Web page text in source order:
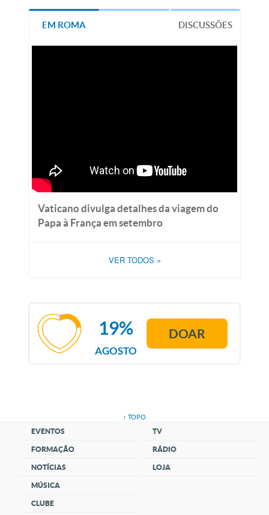
EM ROMA DISCUSSÕES
Vaticano divulga detalhes da viagem do
Papa à França em setembro
VER TODOS »
AGOSTO
19% DOAR
↑ TOPO
EVENTOS
FORMAÇÃO
NOTÍCIAS
MÚSICA
CLUBE
TV
RÁDIO
LOJA